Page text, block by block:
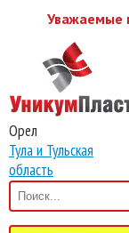
Уважаемые
Орел
Тула и Тульская
область